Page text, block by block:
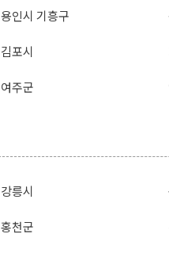
용인시 기흥구
김포시
여주군
강릉시
홍천군